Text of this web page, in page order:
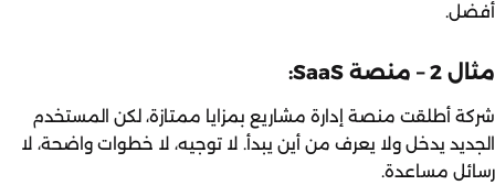
أفضل.
مثال 2 – منصة SaaS:
شركة أطلقت منصة إدارة مشاريع بمزايا ممتازة، لكن المستخدم
الجديد يدخل ولا يعرف من أين يبدأ. لا توجيه، لا خطوات واضحة، لا
رسائل مساعدة.